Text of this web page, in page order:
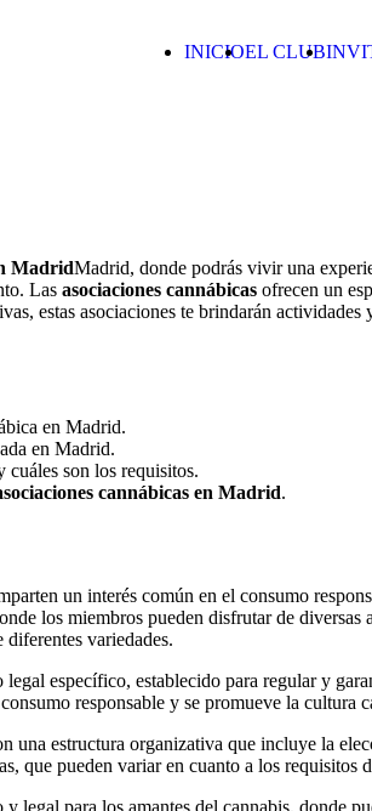
INICIOEL CLUB
MadridMadrid, donde podrás vivir una
Las asociaciones cannábicas ofrecen un
estas asociaciones te brindarán
en Madrid.
en Madrid.
son los requisitos.
cannábicas en Madrid.
un interés común en el consumo
los miembros pueden disfrutar de
diferentes variedades.
específico, establecido para regular y
responsable y se promueve la cultura
una estructura organizativa que incluye la
que pueden variar en cuanto a los requisitos